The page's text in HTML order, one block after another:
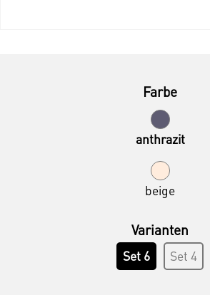
Farbe
anthrazit
beige
Varianten
Set 6 Set 4